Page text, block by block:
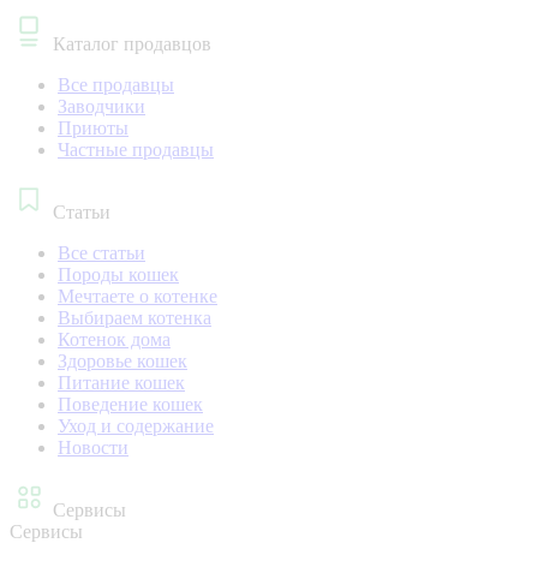
Каталог продавцов
Все продавцы
Заводчики
Приюты
Частные продавцы
Статьи
Все статьи
Породы кошек
Мечтаете о котенке
Выбираем котенка
Котенок дома
Здоровье кошек
Питание кошек
Поведение кошек
Уход и содержание
Новости
Сервисы
Сервисы